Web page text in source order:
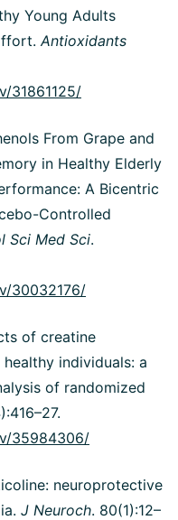
Young Adults
Antioxidants
31861125/
From Grape and
in Healthy Elderly
A Bicentric
Controlled
Sci Med Sci.
30032176/
of creatine
individuals: a
of randomized
35984306/
neuroprotective
J Neuroch. 80(1):12–